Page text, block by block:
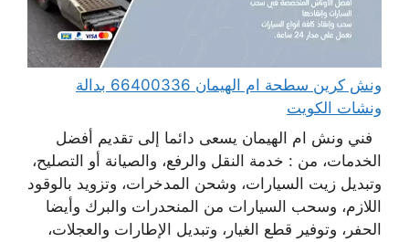
ونش كرين سطحة ام الهيمان 66400336 بدالة
ونشات الكويت
فني ونش ام الهيمان يسعى دائما إلى تقديم أفضل
الخدمات، من : خدمة النقل والرفع، والصيانة أو التصليح،
وتبديل زيت السيارات، وشحن المدخرات، وتزويد بالوقود
اللازم، وسحب السيارات من المنحدرات والبرك وأيضا
الحفر، وتوفير قطع الغيار، وتبديل الإطارات والعجلات،